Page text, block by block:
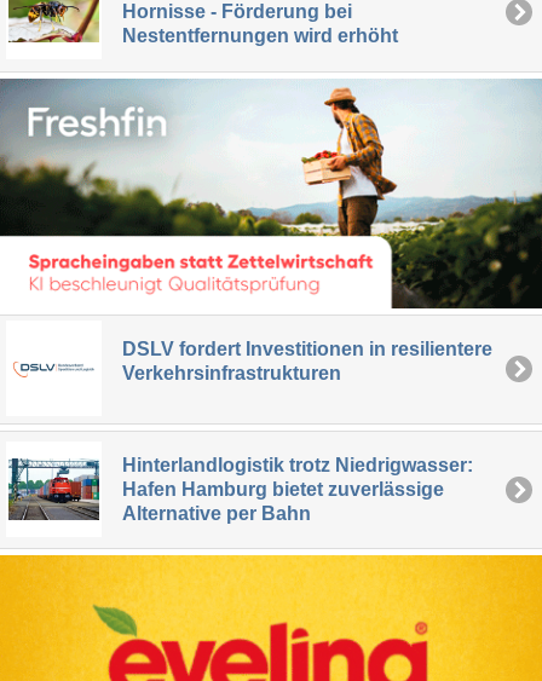
Hornisse - Förderung bei
Nestentfernungen wird erhöht
DSLV fordert Investitionen in resilientere
Verkehrsinfrastrukturen
Hinterlandlogistik trotz Niedrigwasser:
Hafen Hamburg bietet zuverlässige
Alternative per Bahn